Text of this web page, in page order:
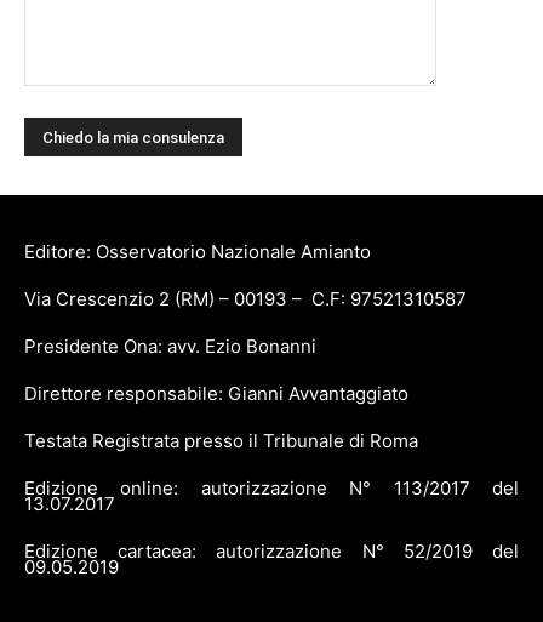
Editore: Osservatorio Nazionale Amianto
Via Crescenzio 2 (RM) – 00193 – C.F: 97521310587
Presidente Ona: avv. Ezio Bonanni
Direttore responsabile: Gianni Avvantaggiato
Testata Registrata presso il Tribunale di Roma
Edizione online: autorizzazione N° 113/2017 del
13.07.2017
Edizione cartacea: autorizzazione N° 52/2019 del
09.05.2019